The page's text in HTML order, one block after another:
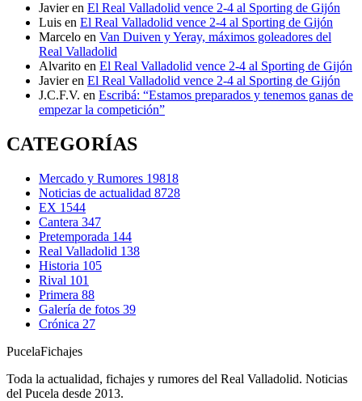
Javier en El Real Valladolid vence 2-4 al Sporting de Gijón
Luis en El Real Valladolid vence 2-4 al Sporting de Gijón
Marcelo en Van Duiven y Yeray, máximos goleadores del
Real Valladolid
Alvarito en El Real Valladolid vence 2-4 al Sporting de Gijón
Javier en El Real Valladolid vence 2-4 al Sporting de Gijón
J.C.F.V. en Escribá: “Estamos preparados y tenemos ganas de
empezar la competición”
CATEGORÍAS
Mercado y Rumores 19818
Noticias de actualidad 8728
EX 1544
Cantera 347
Pretemporada 144
Real Valladolid 138
Historia 105
Rival 101
Primera 88
Galería de fotos 39
Crónica 27
PucelaFichajes
Toda la actualidad, fichajes y rumores del Real Valladolid. Noticias
del Pucela desde 2013.